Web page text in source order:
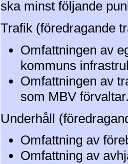
ska minst följande
Trafik (föredragande
Omfattningen av
kommuns
Omfattningen av
som MBV
Underhåll
Omfattning av
Omfattning av